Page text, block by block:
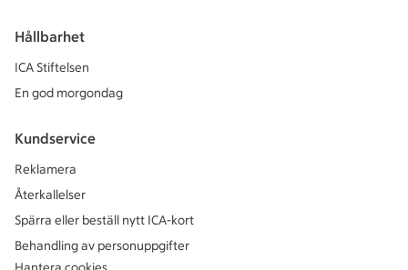
Hållbarhet
ICA Stiftelsen
En god morgondag
Kundservice
Reklamera
Återkallelser
Spärra eller beställ nytt ICA-kort
Behandling av personuppgifter